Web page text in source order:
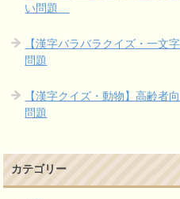
い問題
【漢字バラバラクイズ・一文
問題
【漢字クイズ・動物】高齢者
問題
カテゴリー